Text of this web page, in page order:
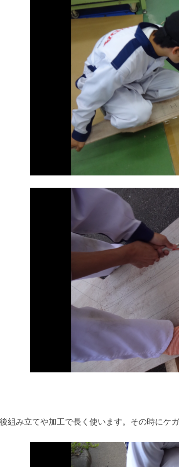
組み立てや加工で長く使います。その時にケ